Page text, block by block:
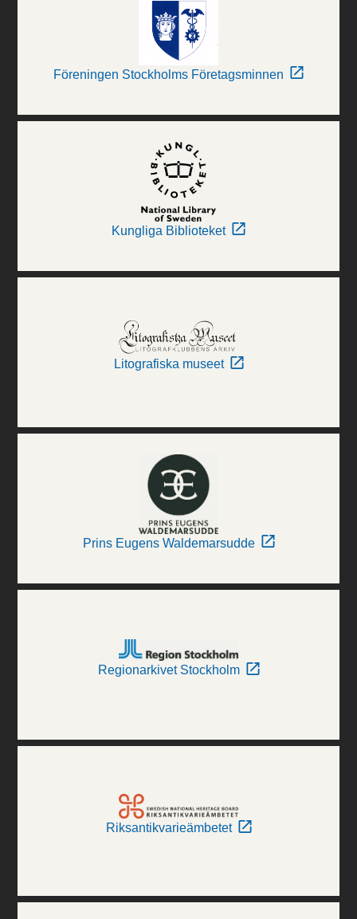
Föreningen Stockholms Företagsminnen
Kungliga Biblioteket
Litografiska museet
Prins Eugens Waldemarsudde
Regionarkivet Stockholm
Riksantikvarieämbetet